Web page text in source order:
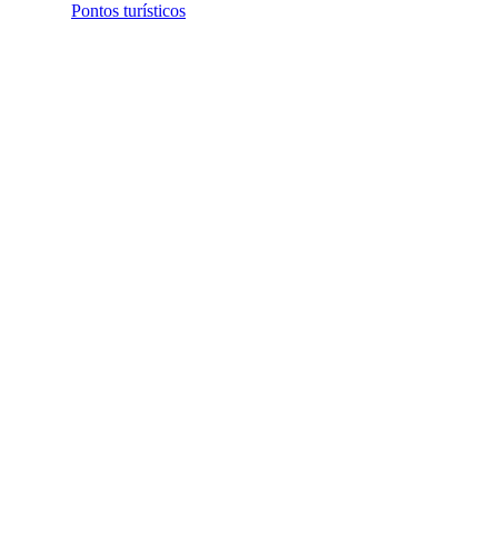
Pontos turísticos